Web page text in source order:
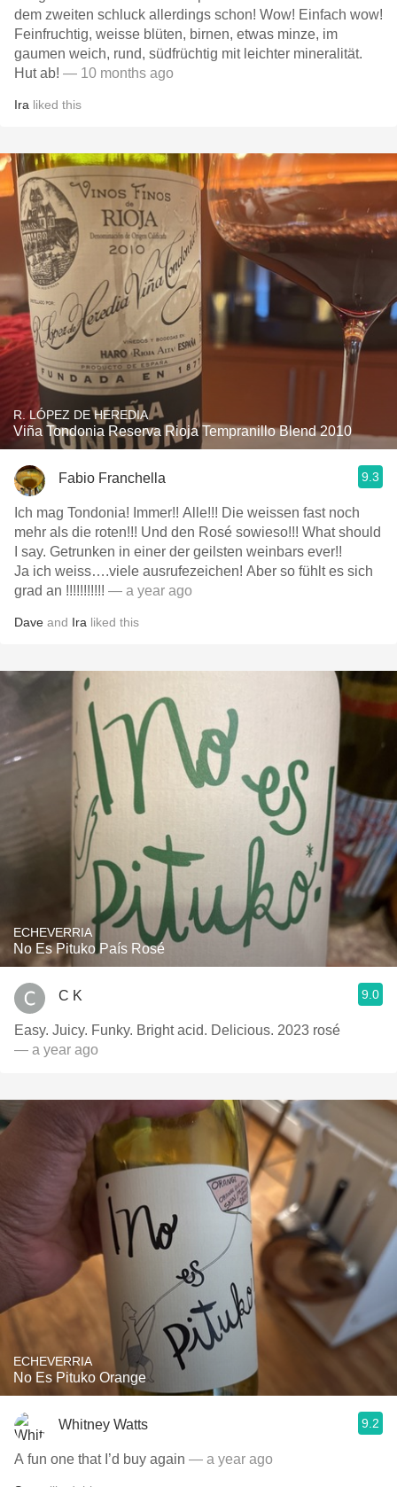
dem zweiten schluck allerdings schon! Wow! Einfach wow!
Feinfruchtig, weisse blüten, birnen, etwas minze, im
gaumen weich, rund, südfrüchtig mit leichter mineralität.
Hut ab! — 10 months ago
Ira liked this
R. LÓPEZ DE HEREDIA
Viña Tondonia Reserva Rioja Tempranillo Blend 2010
Fabio Franchella 9.3
Ich mag Tondonia! Immer!! Alle!!! Die weissen fast noch
mehr als die roten!!! Und den Rosé sowieso!!! What should
I say. Getrunken in einer der geilsten weinbars ever!!
Ja ich weiss….viele ausrufezeichen! Aber so fühlt es sich
grad an !!!!!!!!!!! — a year ago
Dave and Ira liked this
ECHEVERRIA
No Es Pituko País Rosé
C K 9.0
Easy. Juicy. Funky. Bright acid. Delicious. 2023 rosé
— a year ago
ECHEVERRIA
No Es Pituko Orange
Whitney Watts 9.2
A fun one that I’d buy again — a year ago